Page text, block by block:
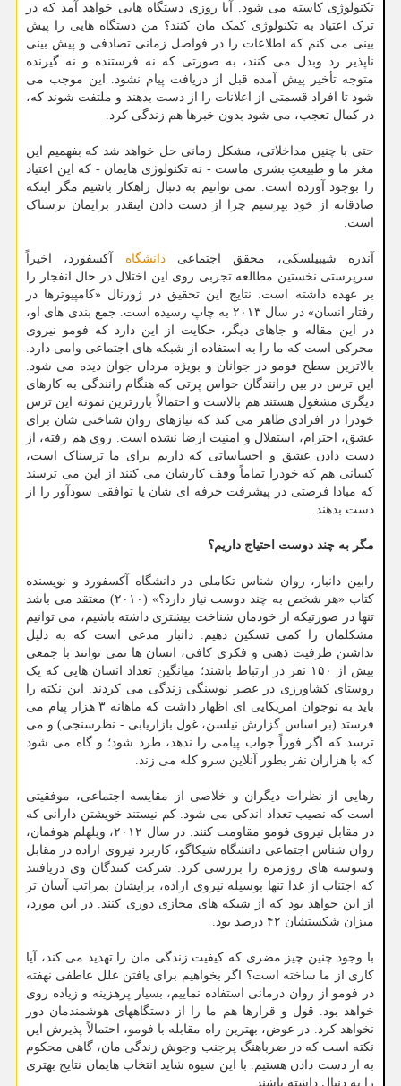
تکنولوژی کاسته می شود. آیا روزی دستگاه هایی خواهد آمد که در
ترک اعتیاد به تکنولوژی کمک مان کنند؟ من دستگاه هایی را پیش
بینی می کنم که اطلاعات را در فواصل زمانی تصادفی و پیش بینی
ناپذیر رد وبدل می کنند، به صورتی که نه فرستنده و نه گیرنده
متوجه تأخیر پیش آمده قبل از دریافت پیام نشود. این موجب می
شود تا افراد قسمتی از اعلانات را از دست بدهند و ملتفت شوند که،
در کمال تعجب، می شود بدون خبرها هم زندگی کرد.
حتی با چنین مداخلاتی، مشکل زمانی حل خواهد شد که بفهمیم این
مغز ما و طبیعتِ بشری ماست - نه تکنولوژی هایمان - که این اعتیاد
را بوجود آورده است. نمی توانیم به دنبال راهکار باشیم مگر اینکه
صادقانه از خود بپرسیم چرا از دست دادن اینقدر برایمان ترسناک
است.
آندره شیبیلسکی، محقق اجتماعیدانشگاه آکسفورد، اخیراً
سرپرستی نخستین مطالعه تجربی روی این اختلال در حال انفجار را
بر عهده داشته است. نتایج این تحقیق در ژورنال «کامپیوترها در
رفتار انسان» در سال ۲۰۱۳ به چاپ رسیده است. جمع بندی های او،
در این مقاله و جاهای دیگر، حکایت از این دارد که فومو نیروی
محرکی است که ما را به استفاده از شبکه های اجتماعی وامی دارد.
بالاترین سطح فومو در جوانان و بویژه مردان جوان دیده می شود.
این ترس در بین رانندگان حواس پرتی که هنگام رانندگی به کارهای
دیگری مشغول هستند هم بالاست و احتمالاً بارزترین نمونه این ترس
خودرا در افرادی ظاهر می کند که نیازهای روان شناختی شان برای
عشق، احترام، استقلال و امنیت ارضا نشده است. روی هم رفته، از
دست دادن عشق و احساساتی که داریم برای ما ترسناک است،
کسانی هم که خودرا تماماً وقف کارشان می کنند از این می ترسند
که مبادا فرصتی در پیشرفت حرفه ای شان یا توافقی سودآور را از
دست بدهند.
مگر به چند دوست احتیاج داریم؟
رابین دانبار، روان شناس تکاملی در دانشگاه آکسفورد و نویسنده
کتاب «هر شخص به چند دوست نیاز دارد؟» (۲۰۱۰) معتقد می باشد
تنها در صورتیکه از خودمان شناخت بیشتری داشته باشیم، می توانیم
مشکلمان را کمی تسکین دهیم. دانبار مدعی است که به دلیل
نداشتن ظرفیت ذهنی و فکری کافی، انسان ها نمی توانند با جمعی
بیش از ۱۵۰ نفر در ارتباط باشند؛ میانگین تعداد انسان هایی که یک
روستای کشاورزی در عصر نوسنگی زندگی می کردند. این نکته را
باید به نوجوان امریکایی ای اظهار داشت که ماهانه ۳ هزار پیام می
فرستد (بر اساس گزارش نیلسن، غول بازاریابی - نظرسنجی) و می
ترسد که اگر فوراً جواب پیامی را ندهد، طرد شود؛ و گاه می شود
که با هزاران نفر بطور آنلاین سرو کله می زند.
رهایی از نظرات دیگران و خلاصی از مقایسه اجتماعی، موفقیتی
است که نصیب تعداد اندکی می شود. کم نیستند خویشتن دارانی که
در مقابل نیروی فومو مقاومت کنند. در سال ۲۰۱۲، ویلهلم هوفمان،
روان شناس اجتماعی دانشگاه شیکاگو، کاربرد نیروی اراده در مقابل
وسوسه های روزمره را بررسی کرد: شرکت کنندگان وی دریافتند
که اجتناب از غذا تنها بوسیله نیروی اراده، برایشان بمراتب آسان تر
از این خواهد بود که از شبکه های مجازی دوری کنند. در این مورد،
میزان شکستشان ۴۲ درصد بود.
با وجود چنین چیز مضری که کیفیت زندگی مان را تهدید می کند، آیا
کاری از ما ساخته است؟ اگر بخواهیم برای یافتن علل عاطفی نهفته
در فومو از روان درمانی استفاده نماییم، بسیار پرهزینه و زیاده روی
خواهد بود. قول و قرارها هم ما را از دستگاههای هوشمندمان دور
نخواهد کرد. در عوض، بهترین راه مقابله با فومو، احتمالاً پذیرش این
نکته است که در ضرباهنگ پرجنب وجوش زندگی مان، گاهی محکوم
به از دست دادن هستیم. با این شیوه شاید انتخاب هایمان نتایج بهتری
را به دنبال داشته باشند.